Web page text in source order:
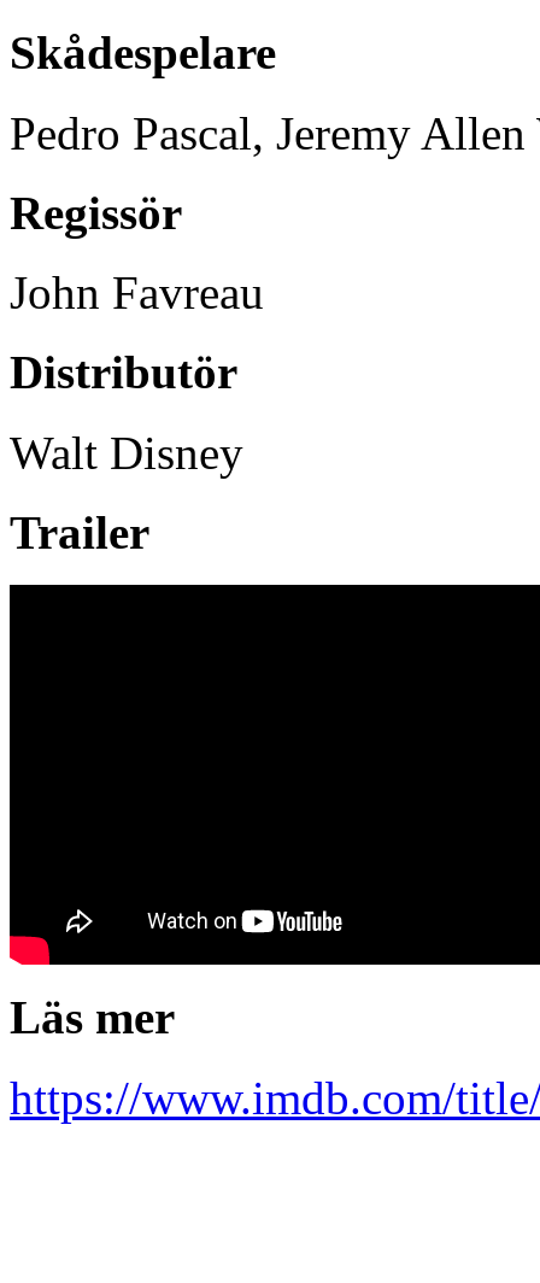
Skådespelare
Pedro Pascal, Jeremy
Regissör
John Favreau
Distributör
Walt Disney
Trailer
Läs mer
https://www.imdb.com/